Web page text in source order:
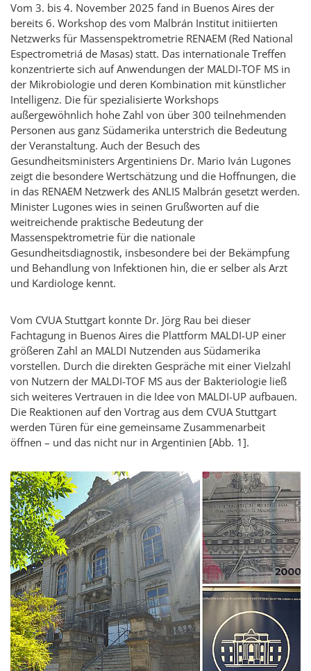
Vom 3. bis 4. November 2025 fand in Buenos Aires der
bereits 6. Workshop des vom Malbrán Institut initiierten
Netzwerks für Massenspektrometrie RENAEM (Red National
Espectrometriá de Masas) statt. Das internationale Treffen
konzentrierte sich auf Anwendungen der MALDI-TOF MS in
der Mikrobiologie und deren Kombination mit künstlicher
Intelligenz. Die für spezialisierte Workshops
außergewöhnlich hohe Zahl von über 300 teilnehmenden
Personen aus ganz Südamerika unterstrich die Bedeutung
der Veranstaltung. Auch der Besuch des
Gesundheitsministers Argentiniens Dr. Mario Iván Lugones
zeigt die besondere Wertschätzung und die Hoffnungen, die
in das RENAEM Netzwerk des ANLIS Malbrán gesetzt werden.
Minister Lugones wies in seinen Grußworten auf die
weitreichende praktische Bedeutung der
Massenspektrometrie für die nationale
Gesundheitsdiagnostik, insbesondere bei der Bekämpfung
und Behandlung von Infektionen hin, die er selber als Arzt
und Kardiologe kennt.
Vom CVUA Stuttgart konnte Dr. Jörg Rau bei dieser
Fachtagung in Buenos Aires die Plattform MALDI-UP einer
größeren Zahl an MALDI Nutzenden aus Südamerika
vorstellen. Durch die direkten Gespräche mit einer Vielzahl
von Nutzern der MALDI-TOF MS aus der Bakteriologie ließ
sich weiteres Vertrauen in die Idee von MALDI-UP aufbauen.
Die Reaktionen auf den Vortrag aus dem CVUA Stuttgart
werden Türen für eine gemeinsame Zusammenarbeit
öffnen – und das nicht nur in Argentinien [Abb. 1].